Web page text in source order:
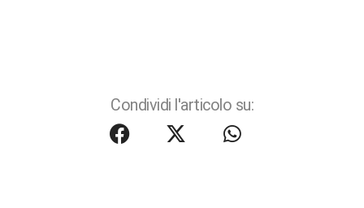
Condividi l'articolo su: